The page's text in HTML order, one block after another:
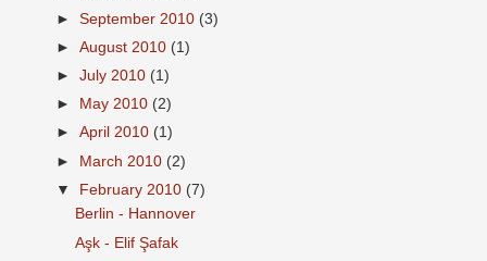
►September 2010 (3)
►August 2010 (1)
►July 2010 (1)
►
May 2010 (2)
►April 2010 (1)
► March 2010 (2)
▼ February 2010 (7)
Berlin - Hannover
Aşk - Elif Şafak